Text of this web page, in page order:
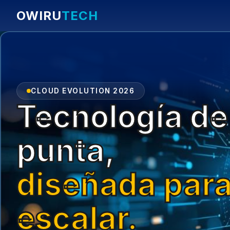
OWIRUTECH
CLOUD EVOLUTION 2026
Tecnología de
punta,
diseñada
escalar.